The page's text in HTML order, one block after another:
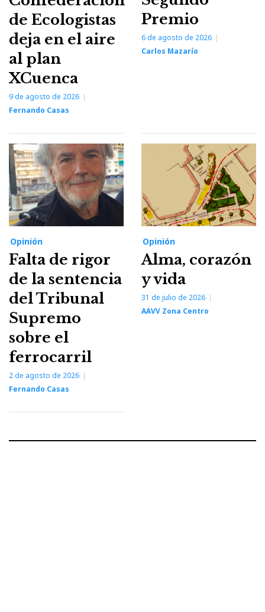
de Ecologistas
deja en el aire
al plan
XCuenca
9 de agosto de 2026
Fernando Casas
Premio
6 de agosto de 2026
Carlos Mazarío
Opinión
Falta de rigor
de la sentencia
del Tribunal
Supremo
sobre el
ferrocarril
2 de agosto de 2026
Fernando Casas
Opinión
Alma, corazón
y vida
31 de julio de 2026
AAVV Zona Centro